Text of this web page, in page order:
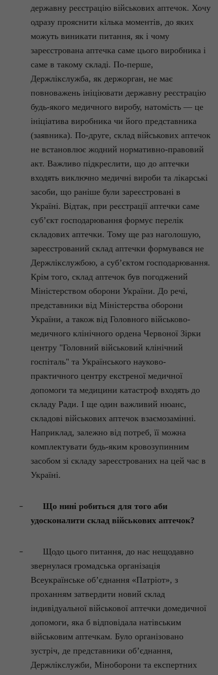
державну реєстрацію військових аптечок. Хочу
одразу прояснити кілька моментів, до яких
можуть виникати питання, як і чому
зареєстрована аптечка саме цього виробника і
саме в такому складі. По-перше,
Держлікслужба, як держорган, не має
повноважень ініціювати державну реєстрацію
будь-якого медичного виробу, натомість — це
ініціатива виробника чи його представника
(заявника). По-друге, склад військових аптечок
не встановлює жодний нормативно-правовий
акт. Важливо підкреслити, що до аптечки
входять виключно медичні вироби та лікарські
засоби, що раніше були зареєстровані в
Україні. Відтак, при реєстрації аптечки саме
суб’єкт господарювання формує перелік
складових аптечки. Тому ще раз наголошую,
зареєстрований склад аптечки формувався не
Держлікслужбою, а суб’єктом господарювання.
Крім того, склад аптечок був погоджений
Міністерством оборони України. До речі,
представники від Міністерства оборони
України, а також від Головного військово-
медичного клінічного ордена Червоної Зірки
центру "Головний військовий клінічний
госпіталь" та Українського науково-
практичного центру екстреної медичної
допомоги та медицини катастроф входять до
складу Ради. І ще один важливий нюанс,
складові військових аптечок взаємозамінні.
Наприклад, залежно від потреб, її можна
комплектувати будь-яким кровозупинним
засобом зі складу зареєстрованих на цей час в
Україні.
–
Що нині робиться для того аби
удосконалити склад військових аптечок?
–
Щодо цього питання, до нас нещодавно
звернулася громадська організація
Всеукраїнське об’єднання «Патріот», з
проханням затвердити новий склад
індивідуальної військової аптечки домедичної
допомоги, яка б відповідала натівським
військовим аптечкам. Було організовано
зустріч, де представники об’єднання,
Держлікслужби, Міноборони та експертних